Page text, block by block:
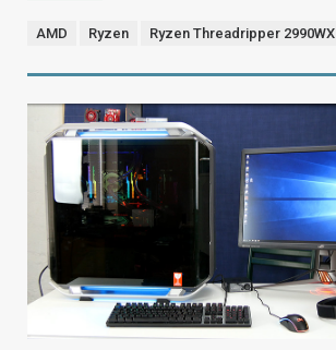
AMD Ryzen Ryzen Threadripper 2990WX